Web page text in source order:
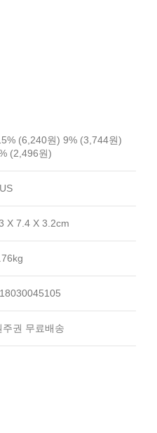
(6,240원) 9% (3,744원)
(2,496원)
X 7.4 X 3.2cm
주권 무료배송